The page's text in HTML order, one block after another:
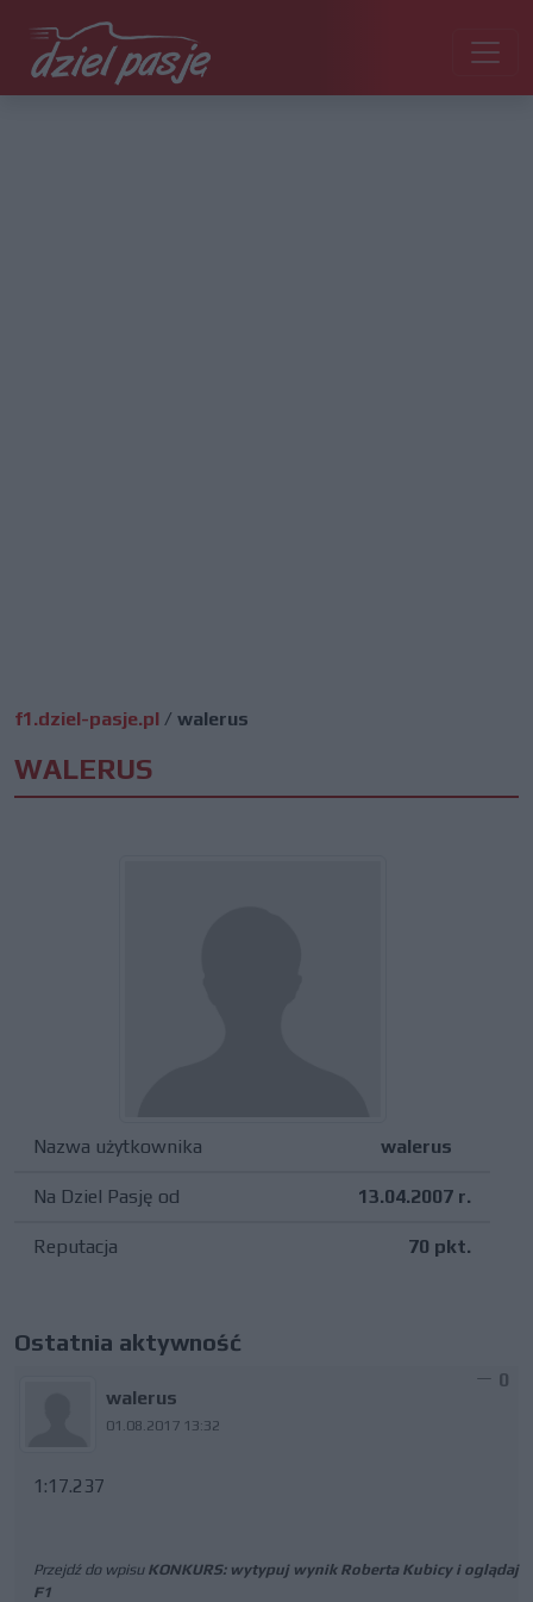
f1.dziel-pasje.pl / walerus
WALERUS
Nazwa użytkownika walerus
Na Dziel Pasję od 13.04.2007 r.
Reputacja 70 pkt.
Ostatnia aktywność
walerus
01.08.2017 13:32
0
1:17.237
Przejdź do wpisu KONKURS: wytypuj wynik Roberta Kubicy i oglądaj
F1